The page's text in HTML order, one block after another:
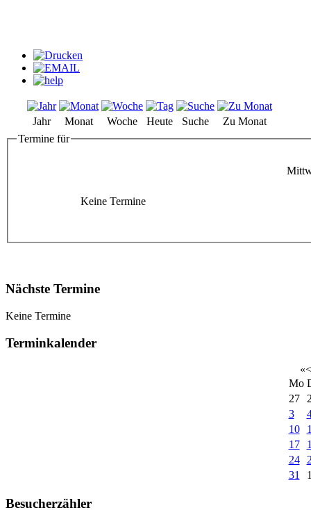
Jahr Monat Woche Heute Suche
Zu Monat
Termine für
Keine Termine
Nächste Termine
Keine Termine
Terminkalender
«<
Mo
27
3
10
17
24
31
Besucherzähler